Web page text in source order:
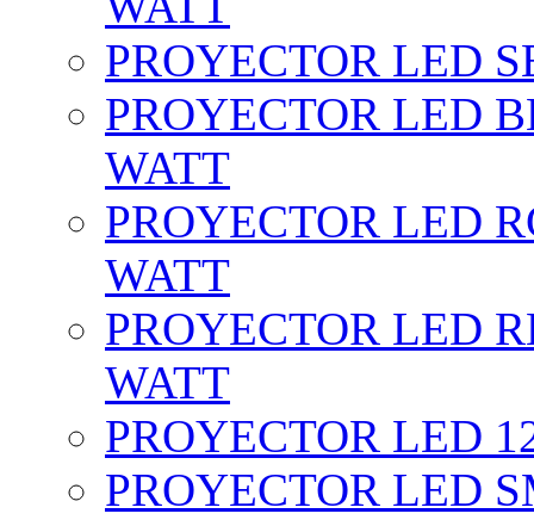
PROYECTOR LED
PROYECTOR LED
WATT
PROYECTOR LED
WATT
PROYECTOR LED
WATT
PROYECTOR LED
PROYECTOR LED